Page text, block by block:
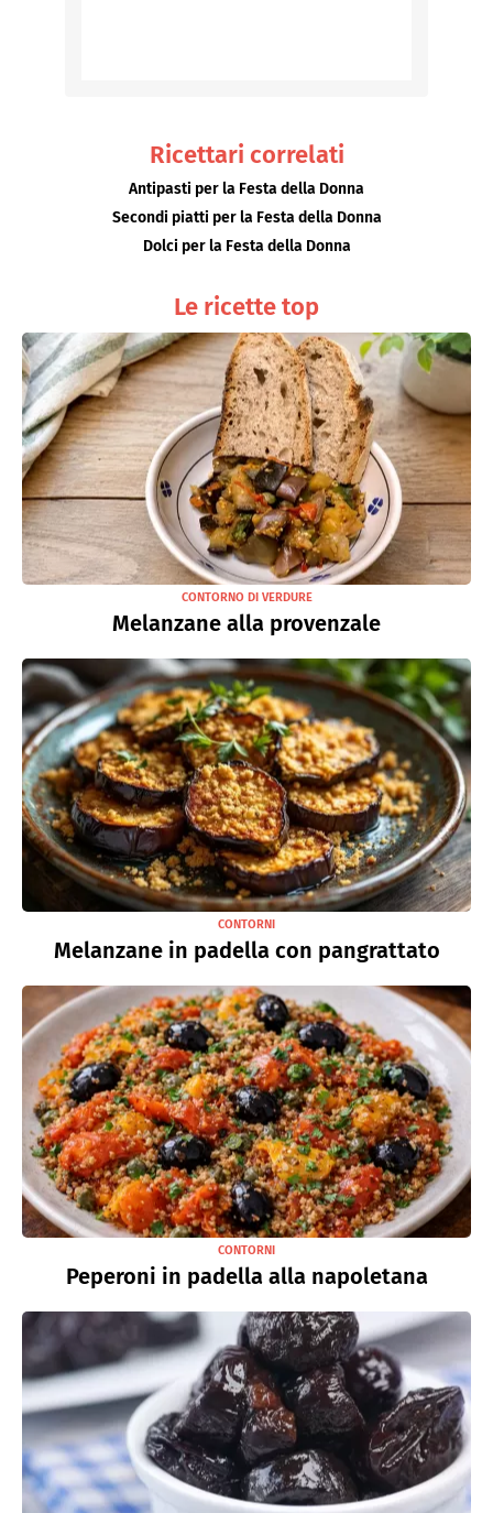
Ricettari correlati
Antipasti per la Festa della Donna
Secondi piatti per la Festa della Donna
Dolci per la Festa della Donna
Le ricette top
CONTORNO DI VERDURE
Melanzane alla provenzale
CONTORNI
Melanzane in padella con pangrattato
CONTORNI
Peperoni in padella alla napoletana